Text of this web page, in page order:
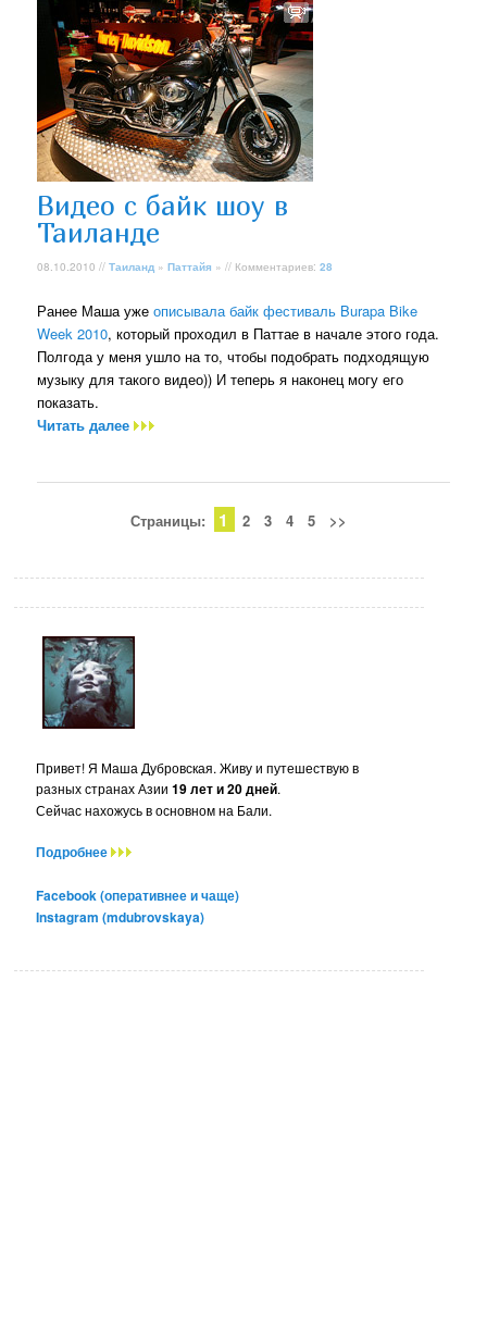
Видео с байк шоу в
Таиланде
08.10.2010 //Таиланд »Паттайя » // Комментариев:28
Ранее Маша ужеописывала байк фестиваль Burapa Bike
Week 2010, который проходил в Паттае в начале этого года.
Полгода у меня ушло на то, чтобы подобрать подходящую
музыку для такого видео)) И теперь я наконец могу его
показать.
Читать далее
Страницы: 1 2 3 4 5 >>
Привет! Я Маша Дубровская. Живу и путешествую в
разных странах Азии19 лет и 20 дней.
Сейчас нахожусь в основном на Бали.
Подробнее
Facebook (оперативнее и чаще)
Instagram (mdubrovskaya)